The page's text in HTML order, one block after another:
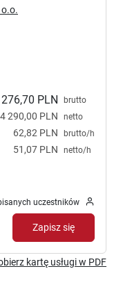
PLN brutto
4 290,00 PLN netto
62,82 PLN brutto/h
51,07 PLN netto/h
uczestników
Zapisz się
kartę usługi w PDF